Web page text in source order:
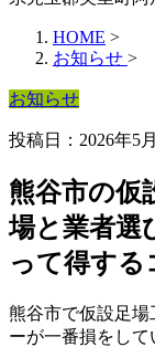
HOME >
お知らせ >
お知らせ
投稿日：2026年5
熊谷市の仮
場と業者選
って得する
熊谷市で仮設足
ーが一番損をし